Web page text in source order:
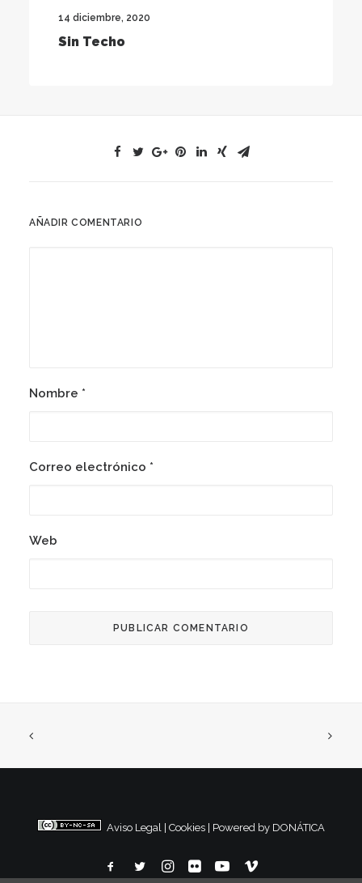
14 diciembre, 2020
Sin Techo
AÑADIR COMENTARIO
Nombre *
Correo electrónico *
Web
Aviso Legal Cookies Powered by DONÁTICA